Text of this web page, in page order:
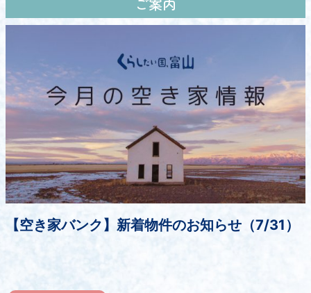
【空き家バンク】新着物件のお知らせ（7/31）